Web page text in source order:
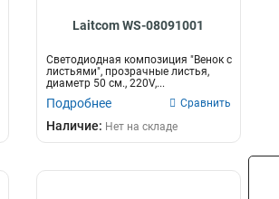
Laitcom WS-08091001
Светодиодная композиция "Венок с
листьями", прозрачные листья,
диаметр 50 см., 220V,...
Подробнее Сравнить
Наличие: Нет на складе